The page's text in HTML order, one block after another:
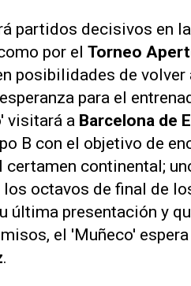
partidos decisivos en
por el Torneo
posibilidades de volver
para el
visitará a Barcelona de
B con el objetivo de
continental;
los octavos de final de
última presentación y
el 'Muñeco'
.